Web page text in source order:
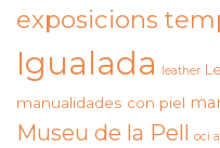
exposicions
Igualada leather
manualidades con piel
Museu de la Pell oci